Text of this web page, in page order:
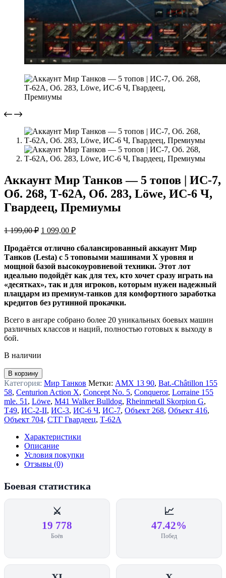
Аккаунт Мир Танков — 5 топов | ИС-7,
Об. 268, Т-62А, Об. 283, Löwe, ИС-6 Ч,
Гвардеец, Премиумы
1 199,00₽ Первоначальная
составляла
1
199,00 ₽.
1 099,00 ₽Текущая
1
099,00 ₽.
Продаётся отлично сбалансированный аккаунт Мир
Танков (Lesta) с 5 топовыми машинами X уровня и
мощной базой высокоуровневой техники. Этот лот
идеально подойдёт как для тех, кто хочет сразу играть на
«десятках», так и для игроков, которым нужен надежный
плацдарм из премиум-танков для комфортного заработка
кредитов без рутинной прокачки.
Всего в ангаре собрано более 20 уникальных боевых машин
различных классов и наций, полностью готовых к выходу в
бой.
В наличии
Количество
товара
Аккаунт
Мир
Танков
—
топов
ИС-7,
Т-62А,
Об.
283,
В корзину
Категория: Мир Танков Метки: AMX 13 90, Bat.-Châtillon 155
58, Centurion Action X, Concept No. 5, Conqueror, Lorraine 155
mle. 51 , Löwe, M41 Walker Bulldog, Rheinmetall Skorpion G,
T49, ИС-2-II, ИС-3, ИС-6 Ч, ИС-7, Объект 268, Объект 416,
Объект 704, СТГ Гвардеец, Т-62А
Характеристики
Описание
Условия покупки
Отзывы (0)
Боевая статистика
⚔️
19 778
Боёв
📈
47.42%
Побед